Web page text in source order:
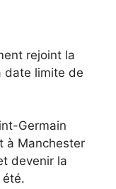
rejoint la
date limite de
Germain
à Manchester
devenir la